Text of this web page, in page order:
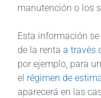
manutención o los
Esta información
de la renta a través
por ejemplo, para
el régimen de
aparecerá en las